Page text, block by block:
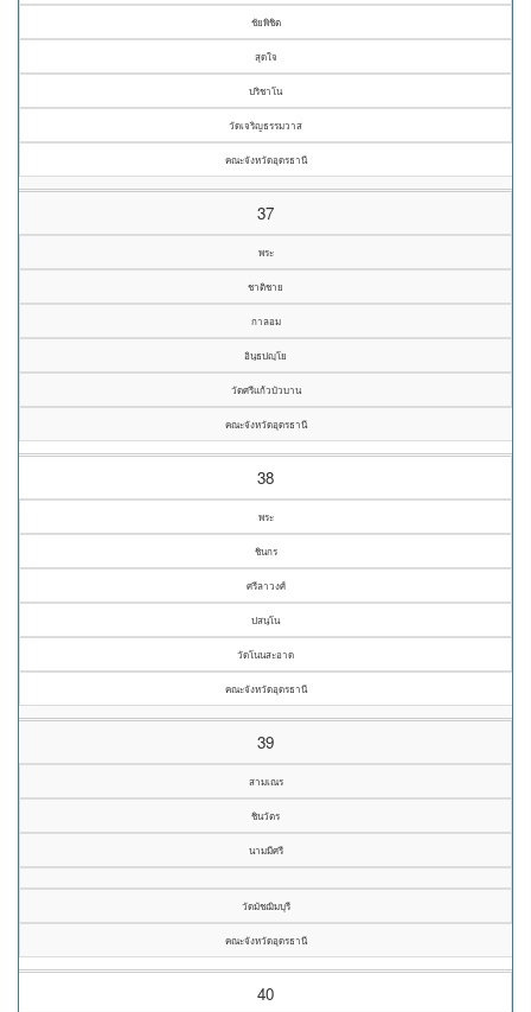
ชัยพิชิต
สุดใจ
ปริชาโน
วัดเจริญธรรมวาส
คณะจังหวัดอุดรธานี
37
พระ
ชาติชาย
กาลอม
อินฺธปญฺโย
วัดศรีแก้วบัวบาน
คณะจังหวัดอุดรธานี
38
พระ
ชินกร
ศรีลาวงศ์
ปสนฺโน
วัดโนนสะอาด
คณะจังหวัดอุดรธานี
39
สามเณร
ชินวัตร
นามมีศรี
วัดมัชฌิมบุรี
คณะจังหวัดอุดรธานี
40